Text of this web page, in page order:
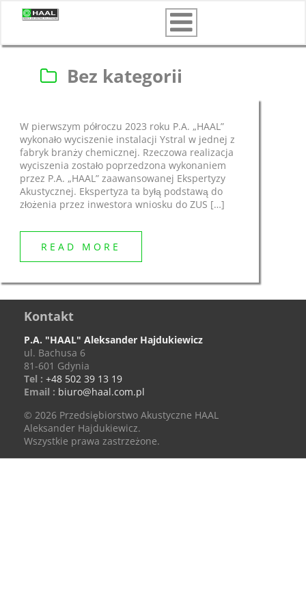
Bez kategorii
W pierwszym półroczu 2023 roku P.A. „HAAL”
wykonało wyciszenie instalacji Ystral w jednej z
fabryk branży chemicznej. Rzeczowa realizacja
wyciszenia zostało poprzedzona wykonaniem
przez P.A. „HAAL” zaawansowanej Ekspertyzy
Akustycznej. Ekspertyza ta byłą podstawą do
złożenia przez inwestora wniosku do ZUS […]
READ MORE
Kontakt
P.A. "HAAL" Aleksander Hajdukiewicz
ul. Bachusa 6
81-601 Gdynia
Tel : +48 502 39 13 19‬
Email : biuro@haal.com.pl
© 2026 Przedsiębiorstwo Akustyczne HAAL
Aleksander Hajdukiewicz.
Wszystkie prawa zastrzeżone.